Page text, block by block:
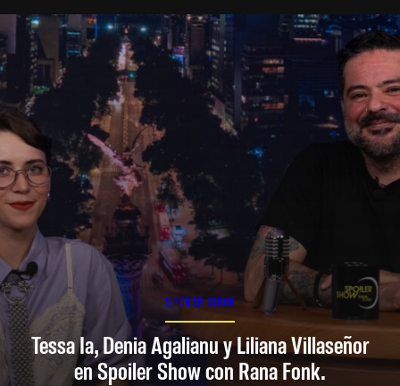
SPOILER SHOW
Tessa Ia, Denia Agalianu y Liliana Villaseñor
en Spoiler Show con Rana Fonk.